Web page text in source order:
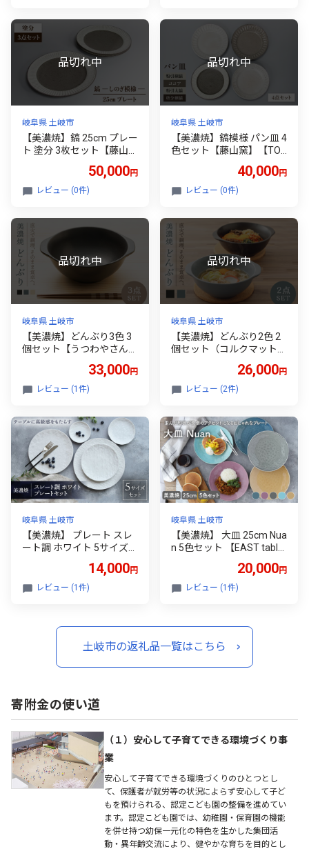
岐阜県 土岐市
【美濃焼】鎬 25cm プレー
ト 塗分 3枚セット【藤山
窯】【TOKI MINOYAKI返礼
品】 食器 皿 大皿 [MAH09
6]
50,000円
レビュー (0件)
岐阜県 土岐市
【美濃焼】鎬模様 パン皿 4
色セット【藤山窯】【TOK
I MINOYAKI返礼品】 食器
プレート 皿 中皿 パスタ皿
ケーキ皿 メインディッシ
40,000円
レビュー (0件)
岐阜県 土岐市
【美濃焼】どんぶり3色 3
個セット【うつわやさん－
カネ忠】（直火対応/麺類/
鍋物用/丼） [MBO007]
33,000円
レビュー (1件)
岐阜県 土岐市
【美濃焼】どんぶり2色 2
個セット（コルクマット2
枚付） 【うつわやさん－
カネ忠】（直火対応/麺類/
鍋物用/丼） [MBO008]
26,000円
レビュー (2件)
岐阜県 土岐市
【美濃焼】 プレート スレ
ート調 ホワイト 5サイズセ
ット 【EAST table】 [MBS
14,000円
レビュー (1件)
岐阜県 土岐市
【美濃焼】 大皿 25cm Nua
n 5色セット 【EAST tabl
20,000円
レビュー (1件)
土岐市の返礼品一覧はこちら
寄附金の使い道
（１）安心して子育てできる環境づくり事
業
安心して子育てできる環境づくりのひとつとし
て、保護者が就労等の状況によらず安心して子ど
もを預けられる、認定こども園の整備を進めてい
ます。認定こども園では、幼稚園・保育園の機能
を併せ持つ幼保一元化の特色を生かした集団活
動・異年齢交流により、健やかな育ちを目的とし